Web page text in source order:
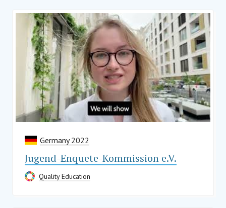
Germany 2022
Jugend-Enquete-Kommission e.V.
Quality Education